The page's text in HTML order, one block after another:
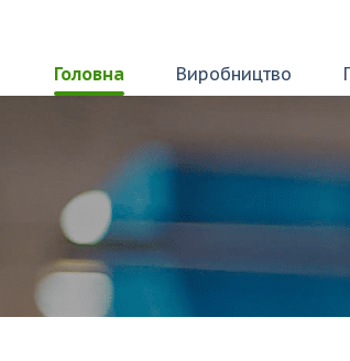
Головна Виробництво